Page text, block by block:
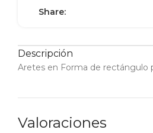
Share:
Descripción
Aretes en Forma de rectángulo
Valoraciones